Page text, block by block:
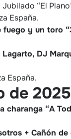
“El
España.
y un toro
DJ
España.
de
charanga “A
+ Cañón de